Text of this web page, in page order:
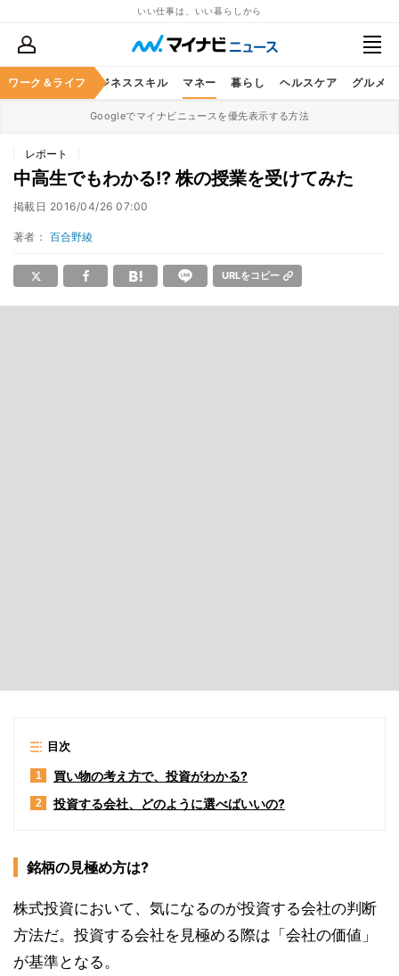
いい仕事は、いい暮らしから
ワーク＆ライフ
キャリア ビジネススキル マネー 暮らし ヘルスケア グルメ
Googleでマイナビニュースを優先表示する方法
レポート
中高生でもわかる!? 株の授業を受けてみた
掲載日 2016/04/26 07:00
著者： 百合野綾
URLをコピー
目次
1 買い物の考え方で、投資がわかる?
2 投資する会社、どのように選べばいいの?
銘柄の見極め方は?
株式投資において、気になるのが投資する会社の判断
方法だ。投資する会社を見極める際は「会社の価値」
が基準となる。